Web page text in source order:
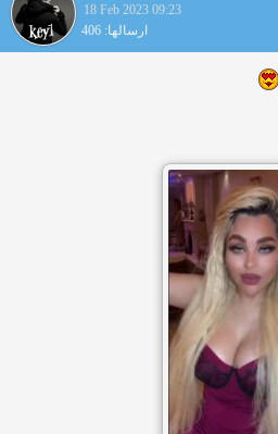
18 Feb 2023 09:23
ارسالها: 406